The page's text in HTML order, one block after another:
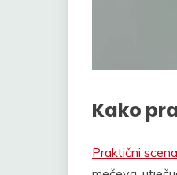
Kako
Praktični